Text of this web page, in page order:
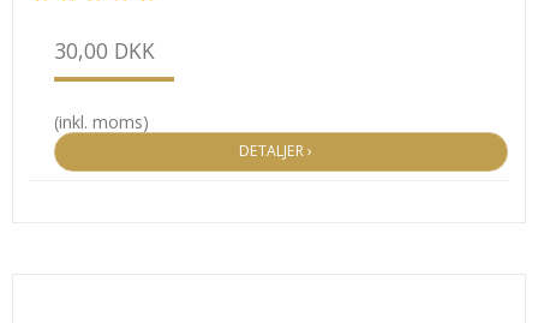
30,00 DKK
(inkl. moms)
DETALJER ›